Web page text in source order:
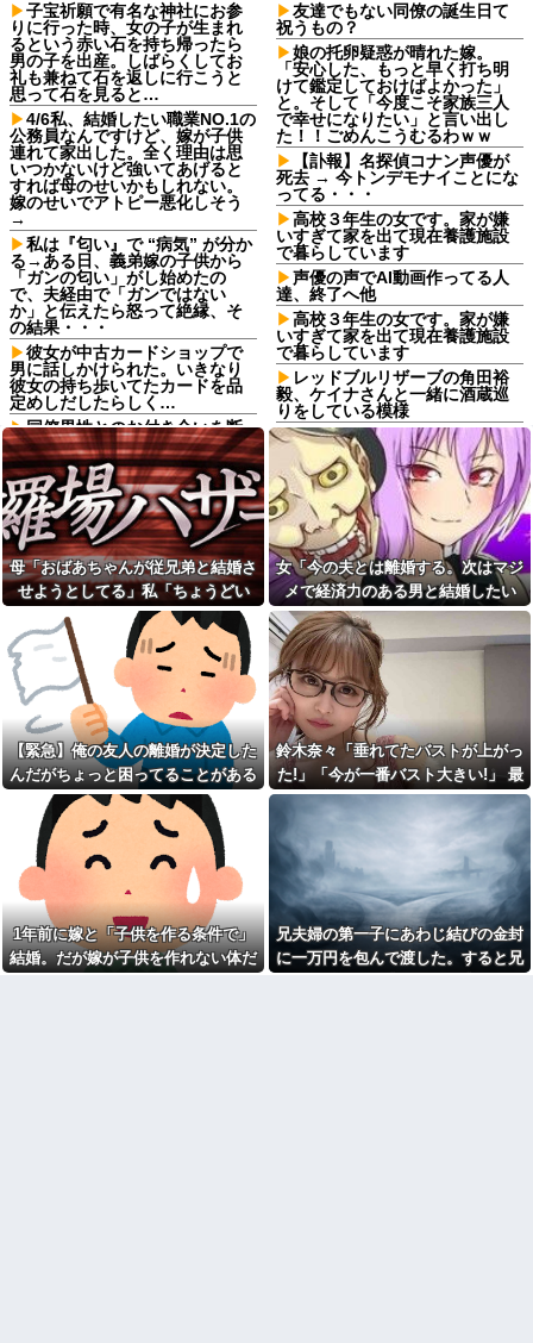
子宝祈願で有名な神社にお参
りに行った時、女の子が生まれ
るという赤い石を持ち帰ったら
男の子を出産。しばらくしてお
礼も兼ねて石を返しに行こうと
思って石を見ると…
4/6私、結婚したい職業NO.1の
公務員なんですけど、嫁が子供
連れて家出した。全く理由は思
いつかないけど強いてあげると
すれば母のせいかもしれない。
嫁のせいでアトピー悪化しそう
→
私は『匂い』で “病気” が分か
る→ある日、義弟嫁の子供から
「ガンの匂い」がし始めたの
で、夫経由で「ガンではない
か」と伝えたら怒って絶縁、そ
の結果・・・
彼女が中古カードショップで
男に話しかけられた。いきなり
彼女の持ち歩いてたカードを品
定めしだしたらしく…
同僚男性とのお付き合いを断
ったら「理屈に合わない主張を
振りかざす感情的なヒステリー
女」と言いふらされて・・・
転校生と仲良くなってその子
の家に遊びに行ったら私が小さ
い頃に撮った写真があった
Aさんの家に子連れで集まって
遊ばせてたときに、ゲーム機が
壊れた。親は「誰がやった
の？」と犯人探しが始まり...
私「どこに行ってたの？」娘
「…」→無言で家を出た娘の日
記を見て、隠されていた本音を
知ることになり…
A子母が「いじめるならうちの
娘にしなさい」と学校やいじめ
っ子へ言い続けた。それで明る
かったA子が声も出さず瞬きだけ
で返事するように…
スーパーでカゴやカート置き
去りにする人が増えた気がす
る。迷惑だと考えないのか
母「おばあちゃんが従兄弟と
結婚させようとしてる」私「ち
ょうどいい、その話利用する
わ」→3日後にまさかの展開…
鍵失くした男「45分だけ部屋
に入れろ！何もしないから！」
→女子大生「無理です（警察呼
友達でもない同僚の誕生日て
祝うもの？
娘の托卵疑惑が晴れた嫁。
「安心した、もっと早く打ち明
けて鑑定しておけばよかった」
と。そして「今度こそ家族三人
で幸せになりたい」と言い出し
た！！ごめんこうむるわｗｗ
【訃報】名探偵コナン声優が
死去 → 今トンデモナイことにな
ってる・・・
高校３年生の女です。家が嫌
いすぎて家を出て現在養護施設
で暮らしています
声優の声でAI動画作ってる人
達、終了へ他
高校３年生の女です。家が嫌
いすぎて家を出て現在養護施設
で暮らしています
レッドブルリザーブの角田裕
毅、ケイナさんと一緒に酒蔵巡
りをしている模様
鍵失くした男「45分だけ部屋
に入れろ！何もしないから！」
→女子大生「無理です（警察呼
びます）」→男「熱中症になれ
ってか！使えないな！」完全に
不審者で草ｗｗｗ
【画像】水着の女さん「は
い、好きに触っていーーーーー
ーーよ？笑」⇒♡♡
【画像】水着の女さん「は
い、好きに触っていーーーーー
ーーよ？笑」⇒♡♡
道路に面してて砂利敷きして
るうちの土地。最近、DQNステ
ップワゴンが５日程無断駐車。
さすがに腹が立ったので近所の
金属加工工場に作ってもらった
ある物を…結果ｗｗｗ
イベント派遣で陰湿にいじら
れていた地味な男性スタッフ。
ある日、高さ3mの階段から落ち
かけた子どもをパルクールで爆
走＆ダイブし間一髪で救出！職
場の手のひら返しと評価爆上げ
が凄まじかったｗｗ
【徹底議論】「日本をダメに
した総理大臣」←結局誰だと思
う？
欠勤連絡してきた後輩を「未
読スルー」して強引に出勤させ
母「おばあちゃんが従兄弟と結婚さ
せようとしてる」私「ちょうどい
い、その話利用するわ」→3日後に
まさかの展開…
女「今の夫とは離婚する。次はマジ
メで経済力のある男と結婚したい
な」私「幸せになってね！」→産科
の授乳室で出会った女性のその後
が・・・
【緊急】俺の友人の離婚が決定した
んだがちょっと困ってることがある
鈴木奈々「垂れてたバストが上がっ
た!」「今が一番バスト大きい!」 最
新の身長・体重も報告
1年前に嫁と「子供を作る条件で」
結婚。だが嫁が子供を作れない体だ
兄夫婦の第一子にあわじ結びの金封
に一万円を包んで渡した。すると兄